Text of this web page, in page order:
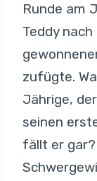
Runde am
Teddy
zufügte.
Jährige,
seinen
fällt er